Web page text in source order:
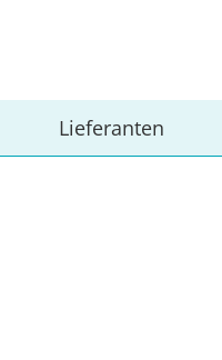
Lieferanten